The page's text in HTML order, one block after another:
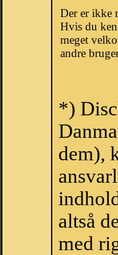
Der er ikke
Hvis du
meget
andre
*)
dem),
altså
med